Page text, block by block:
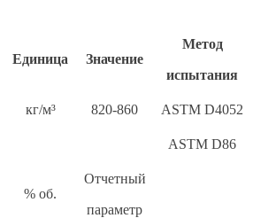
Единица Значение
Метод
испытания
кг/м³ 820-860 ASTM D4052
ASTM D86
% об.
Отчетный
параметр